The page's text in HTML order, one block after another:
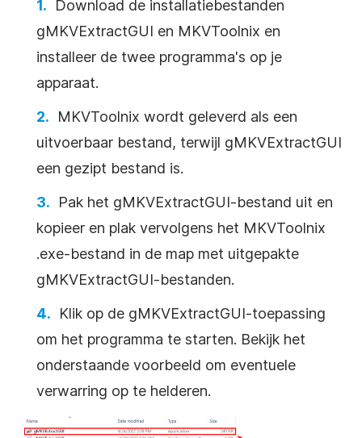
Download de installatiebestanden
gMKVExtractGUI en MKVToolnix en
installeer de twee programma's op je
apparaat.
MKVToolnix wordt geleverd als een
uitvoerbaar bestand, terwijl gMKVExtractGUI
een gezipt bestand is.
Pak het gMKVExtractGUI-bestand uit en
kopieer en plak vervolgens het MKVToolnix
.exe-bestand in de map met uitgepakte
gMKVExtractGUI-bestanden.
Klik op de gMKVExtractGUI-toepassing
om het programma te starten. Bekijk het
onderstaande voorbeeld om eventuele
verwarring op te helderen.